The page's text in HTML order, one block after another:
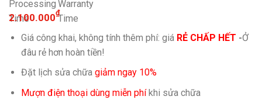
2.100.000₫
Giá công khai, không tính thêm phí: giá RẺ CHẤP HẾT -Ở
đâu rẻ hơn hoàn tiền!
Đặt lịch sửa chữa giảm ngay 10%
Mượn điện thoại dùng miễn phíkhi sửa chữa